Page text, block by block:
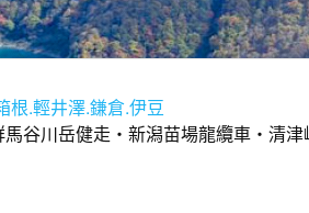
根.輕井澤.鎌倉.伊豆
馬谷川岳健走‧新潟苗場龍纜車‧